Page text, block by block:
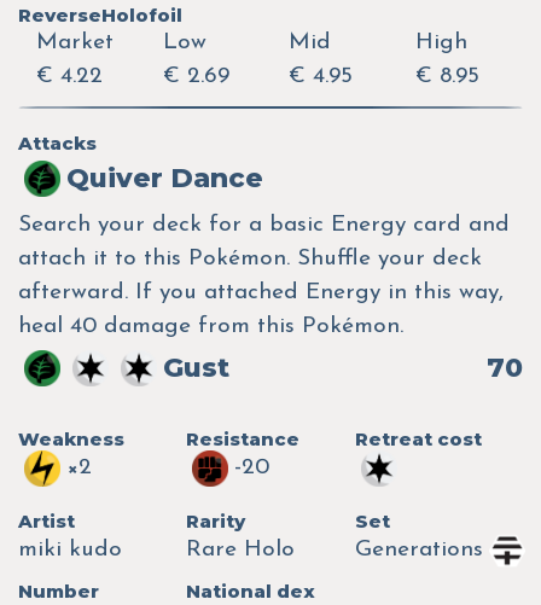
ReverseHolofoil
Market
€ 4.22
Low
€ 2.69
Mid
€ 4.95
High
€ 8.95
Attacks
Quiver Dance
Search your deck for a basic Energy card and
attach it to this Pokémon. Shuffle your deck
afterward. If you attached Energy in this way,
heal 40 damage from this Pokémon.
Gust 70
Weakness
×2
Resistance
-20
Retreat cost
Artist
miki kudo
Rarity
Rare Holo
Set
Generations
Number
National dex